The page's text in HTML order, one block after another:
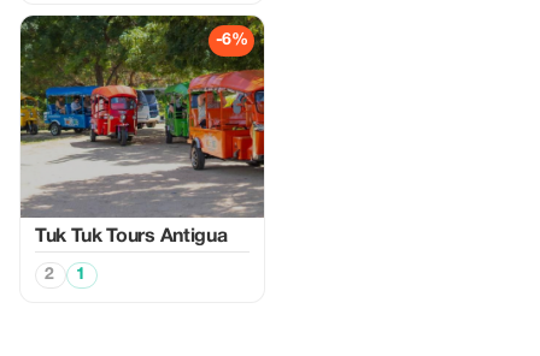
-6%
Tuk Tuk Tours Antigua
2 1